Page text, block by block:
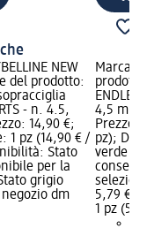
NEW
del prodotto:
- n. 4.5,
14,90 €;
1 pz (14,90 € /
Stato
per la
grigio
dm
Marca:
4,5 ml;
Prezzo
pz);
verde
5,79 €
1 pz